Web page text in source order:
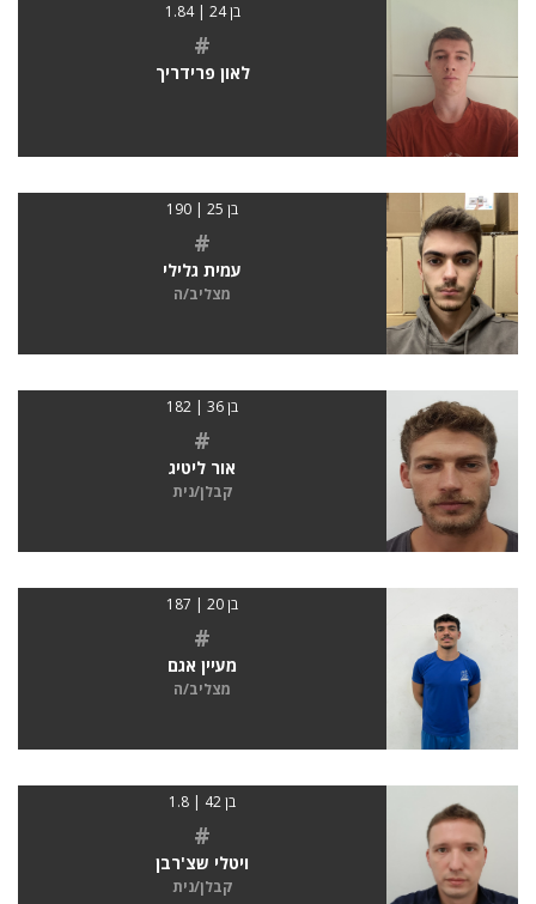
בן 24 | 1.84
#
לאון פרידריך
בן 25 | 190
#
עמית גלילי
מצליב/ה
בן 36 | 182
#
אור ליטיג
קבלן/נית
בן 20 | 187
#
מעיין אגם
מצליב/ה
בן 42 | 1.8
#
ויטלי שצ'רבן
קבלן/נית